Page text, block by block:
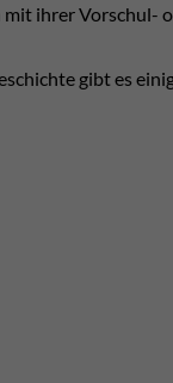
ihrer Vorschul-
gibt es